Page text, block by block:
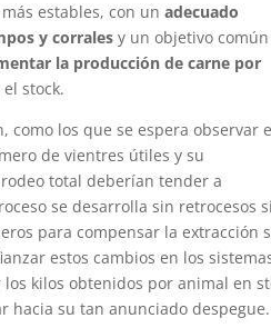
estables, con unadecuado
y corrales y un objetivo común
la producción de carne por
stock.
como los que se espera observar
de vientres útiles y su
total deberían tender a
se desarrolla sin
para compensar la extracción
estos cambios en los
kilos obtenidos por animal en
hacia su tan anunciado despegue.